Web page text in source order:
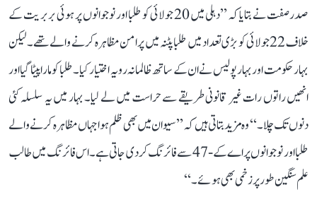
صدر صفت نے بتایا کہ ’’دہلی میں 20 جولائی کو طلبا اور نوجوانوں پر ہوئی بربریت کے
خلاف 22 جولائی کو بڑی تعداد میں طلبا پٹنہ میں پرامن مظاہرہ کرنے والے تھے۔ لیکن
بہار حکومت اور بہار پولیس نے ان کے ساتھ ظالمانہ رویہ اختیار کیا۔ طلبا کو مارا پیٹا گیا اور
انھیں راتوں رات غیر قانونی طریقے سے حراست میں لے لیا۔ بہار میں یہ سلسلہ کئی
دنوں تک چلا۔‘‘ وہ مزید بتاتی ہیں کہ ’’سیوان میں بھی ظلم ہوا جہاں مظاہرہ کرنے والے
طلبا اور نوجوانوں پر اے کے-47 سے فائرنگ کر دی جاتی ہے۔ اس فائرنگ میں طالب
علم سنگین طور پر زخمی بھی ہوئے۔‘‘